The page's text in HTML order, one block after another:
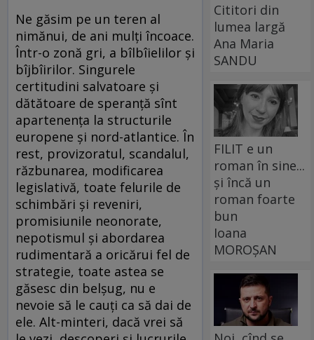
Ne găsim pe un teren al
nimănui, de ani mulți încoace.
Într-o zonă gri, a bîlbîielilor și
bîjbîirilor. Singurele
certitudini salvatoare și
dătătoare de speranță sînt
apartenența la structurile
europene și nord-atlantice. În
rest, provizoratul, scandalul,
răzbunarea, modificarea
legislativă, toate felurile de
schimbări și reveniri,
promisiunile neonorate,
nepotismul și abordarea
rudimentară a oricărui fel de
strategie, toate astea se
găsesc din belșug, nu e
nevoie să le cauți ca să dai de
ele. Alt-minteri, dacă vrei să
Cititori din
lumea largă
Ana Maria
SANDU
FILIT e un
roman în sine...
și încă un
roman foarte
bun
Ioana
MOROȘAN